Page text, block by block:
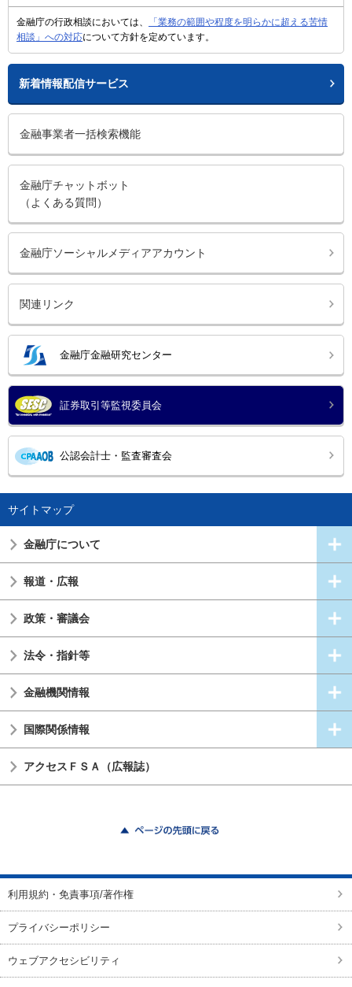
金融庁の行政相談においては、
「業務の範囲や程度を明らかに超える苦情
相談」への対応について方針を定めています。
新着情報配信サービス
金融事業者一括検索機能
金融庁チャットボット
（よくある質問）
金融庁ソーシャルメディアアカウント
関連リンク
金融庁金融研究センター
証券取引等監視委員会
公認会計士・監査審査会
サイトマップ
金融庁について
報道・広報
政策・審議会
法令・指針等
金融機関情報
国際関係情報
アクセスＦＳＡ（広報誌）
利用規約・免責事項/著作権
プライバシーポリシー
ウェブアクセシビリティ